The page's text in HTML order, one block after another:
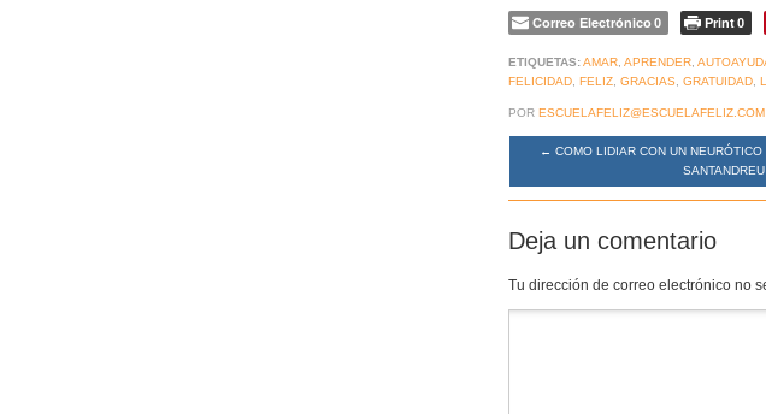
Correo Electrónico 0 Print0
ETIQUETAS:AMAR APRENDER
FELICIDAD FELIZ GRACIAS GRATUIDAD
POR ESCUELAFELIZ@ESCUELAFELIZ.COM
← COMO LIDIAR CON UN NEURÓTICO
SANTANDREU
Deja un comentario
Tu dirección de correo electrónico no